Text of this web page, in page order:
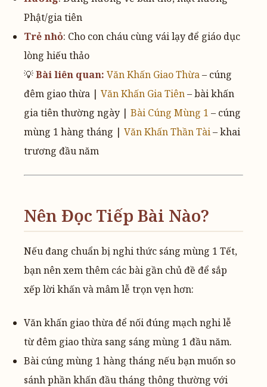
Phật/gia tiên
Trẻ nhỏ: Cho con cháu cùng vái lạy để giáo dục
lòng hiếu thảo
💡Bài liên quan: Văn Khấn Giao Thừa– cúng
đêm giao thừa | Văn Khấn Gia Tiên– bài khấn
gia tiên thường ngày | Bài Cúng Mùng 1 – cúng
mùng 1 hàng tháng | Văn Khấn Thần Tài– khai
trương đầu năm
Nên Đọc Tiếp Bài Nào?
Nếu đang chuẩn bị nghi thức sáng mùng 1 Tết,
bạn nên xem thêm các bài gần chủ đề để sắp
xếp lời khấn và mâm lễ trọn vẹn hơn:
Văn khấn giao thừa để nối đúng mạch nghi lễ
từ đêm giao thừa sang sáng mùng 1 đầu năm.
Bài cúng mùng 1 hàng tháng nếu bạn muốn so
sánh phần khấn đầu tháng thông thường với